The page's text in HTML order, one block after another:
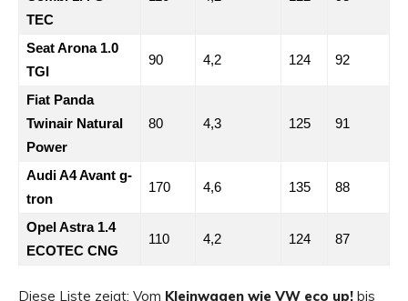
TEC
Seat Arona 1.0
TGI
90 4,2 124 92
Fiat Panda
Twinair Natural
Power
80 4,3 125 91
Audi A4 Avant g-
tron
170 4,6 135 88
Opel Astra 1.4
ECOTEC CNG
110 4,2 124 87
Diese Liste zeigt: Vom Kleinwagen wie VW eco up! bis